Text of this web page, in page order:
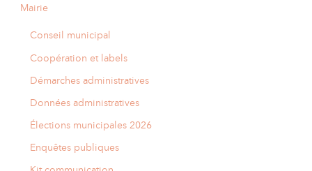
Mairie
Conseil municipal
Coopération et labels
Démarches administratives
Données administratives
Élections municipales 2026
Enquêtes publiques